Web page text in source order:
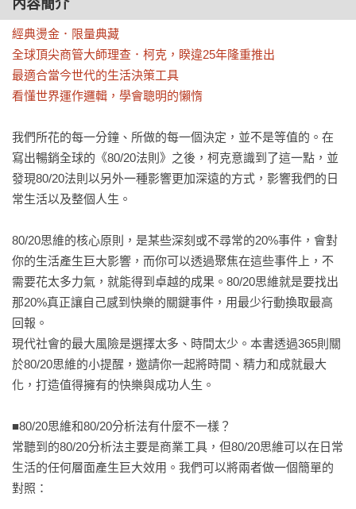
內容簡介
經典燙金．限量典藏
全球頂尖商管大師理查．柯克，睽違25年隆重推出
最適合當今世代的生活決策工具
看懂世界運作邏輯，學會聰明的懶惰
我們所花的每一分鐘、所做的每一個決定，並不是等值的。在
寫出暢銷全球的《80/20法則》之後，柯克意識到了這一點，並
發現80/20法則以另外一種影響更加深遠的方式，影響我們的日
常生活以及整個人生。
80/20思維的核心原則，是某些深刻或不尋常的20%事件，會對
你的生活產生巨大影響，而你可以透過聚焦在這些事件上，不
需要花太多力氣，就能得到卓越的成果。80/20思維就是要找出
那20%真正讓自己感到快樂的關鍵事件，用最少行動換取最高
回報。
現代社會的最大風險是選擇太多、時間太少。本書透過365則關
於80/20思維的小提醒，邀請你一起將時間、精力和成就最大
化，打造值得擁有的快樂與成功人生。
■80/20思維和80/20分析法有什麼不一樣？
常聽到的80/20分析法主要是商業工具，但80/20思維可以在日常
生活的任何層面產生巨大效用。我們可以將兩者做一個簡單的
對照：